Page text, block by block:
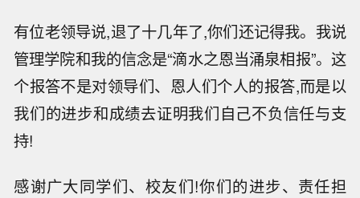
有位老领导说,退了十几年了,你们还记得我。我说
管理学院和我的信念是“滴水之恩当涌泉相报”。这
个报答不是对领导们、恩人们个人的报答,而是以
我们的进步和成绩去证明我们自己不负信任与支
持!
感谢广大同学们、校友们!你们的进步、责任担